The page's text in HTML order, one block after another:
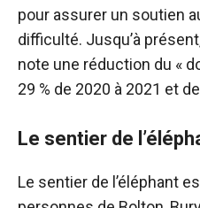
pour assurer un soutien
difficulté. Jusqu’à
note une réduction du «
29 % de 2020 à 2021 et
Le sentier de
Le sentier de l’éléphant